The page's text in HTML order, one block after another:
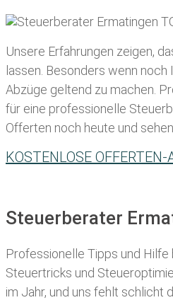
Unsere Erfahrungen zeigen,
lassen . Besonders wenn
Abzüge geltend zu machen.
für eine professionelle
Offerten noch heute und
KOSTENLOSE OFFERTEN-
Steuerberater
Professionelle Tipps und Hilfe
Steuertricks und
im Jahr, und uns fehlt schlicht